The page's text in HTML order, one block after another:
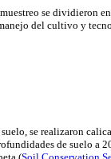
se dividieron
del cultivo y
se realizaron
de suelo a